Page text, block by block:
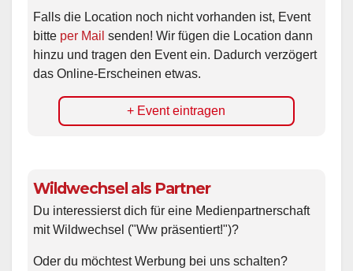
Falls die Location noch nicht vorhanden ist, Event
bitte per Mail senden! Wir fügen die Location dann
hinzu und tragen den Event ein. Dadurch verzögert
das Online-Erscheinen etwas.
+ Event eintragen
Wildwechsel als Partner
Du interessierst dich für eine Medienpartnerschaft
mit Wildwechsel ("Ww präsentiert!")?
Oder du möchtest Werbung bei uns schalten?